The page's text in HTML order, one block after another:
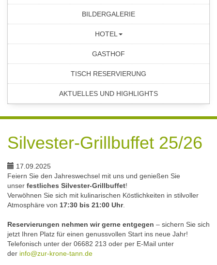
BILDERGALERIE
HOTEL
GASTHOF
TISCH RESERVIERUNG
AKTUELLES UND HIGHLIGHTS
Silvester-Grillbuffet 25/26
17.09.2025
Feiern Sie den Jahreswechsel mit uns und genießen Sie
unser festliches Silvester-Grillbuffet!
Verwöhnen Sie sich mit kulinarischen Köstlichkeiten in stilvoller
Atmosphäre von 17:30 bis 21:00 Uhr.
Reservierungen nehmen wir gerne entgegen – sichern Sie sich
jetzt Ihren Platz für einen genussvollen Start ins neue Jahr!
Telefonisch unter der 06682 213 oder per E-Mail unter
der info@zur-krone-tann.de